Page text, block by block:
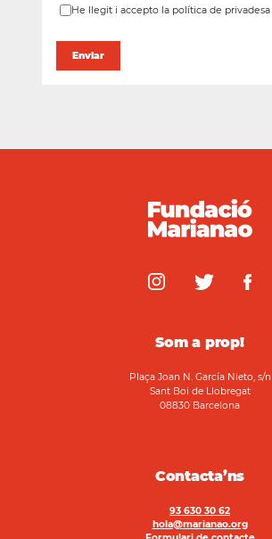
He llegit i accepto la política de privadesa
Som a prop!
Plaça Joan N. García Nieto, s/n
Sant Boi de Llobregat
08830 Barcelona
Contacta’ns
93 630 30 62
hola@marianao.org